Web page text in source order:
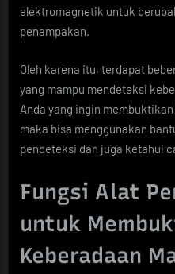
elektromagnetik untuk
penampakan.
Oleh karena itu, terdapat
yang mampu mendeteksi
Anda yang ingin
maka bisa menggunakan
pendeteksi dan juga ketahui
Fungsi Alat
untuk
Keberadaan